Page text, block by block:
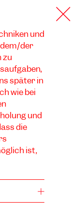
und
der
zu
später in
wie bei
und
die
ist,